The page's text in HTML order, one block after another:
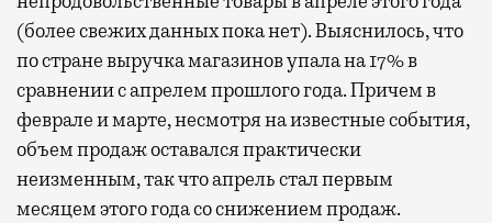
(более свежих данных пока нет). Выяснилось, что
по стране выручка магазинов упала на 17% в
сравнении с апрелем прошлого года. Причем в
феврале и марте, несмотря на известные события,
объем продаж оставался практически
неизменным, так что апрель стал первым
месяцем этого года со снижением продаж.